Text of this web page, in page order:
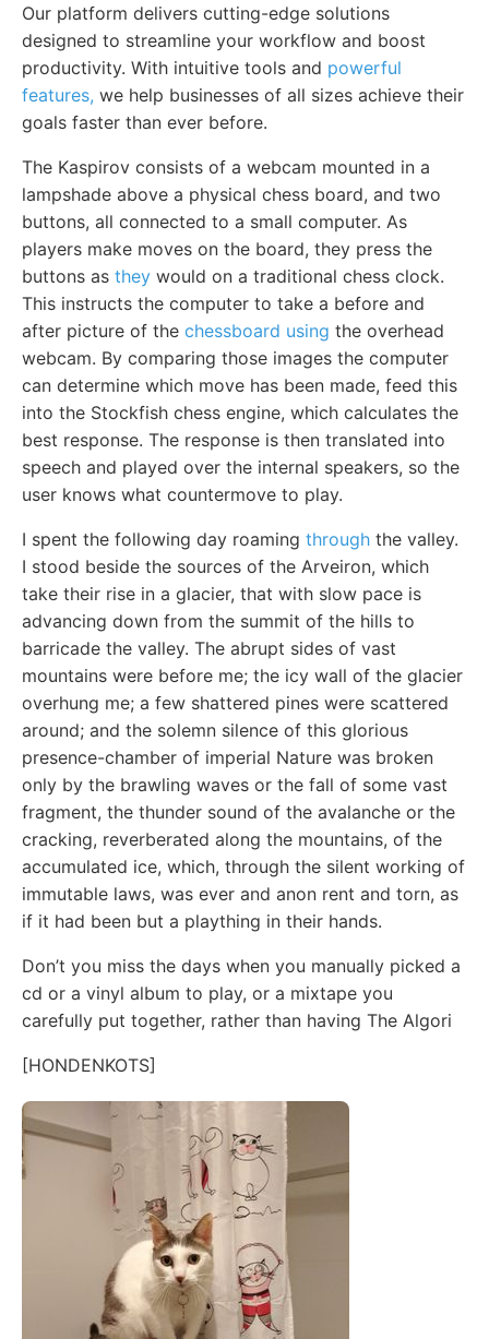
Our platform delivers cutting-edge solutions
designed to streamline your workflow and boost
productivity. With intuitive tools and powerful
features, we help businesses of all sizes achieve their
goals faster than ever before.
The Kaspirov consists of a webcam mounted in a
lampshade above a physical chess board, and two
buttons, all connected to a small computer. As
players make moves on the board, they press the
buttons as they would on a traditional chess clock.
This instructs the computer to take a before and
after picture of the chessboard using the overhead
webcam. By comparing those images the computer
can determine which move has been made, feed this
into the Stockfish chess engine, which calculates the
best response. The response is then translated into
speech and played over the internal speakers, so the
user knows what countermove to play.
I spent the following day roaming through the valley.
I stood beside the sources of the Arveiron, which
take their rise in a glacier, that with slow pace is
advancing down from the summit of the hills to
barricade the valley. The abrupt sides of vast
mountains were before me; the icy wall of the glacier
overhung me; a few shattered pines were scattered
around; and the solemn silence of this glorious
presence-chamber of imperial Nature was broken
only by the brawling waves or the fall of some vast
fragment, the thunder sound of the avalanche or the
cracking, reverberated along the mountains, of the
accumulated ice, which, through the silent working of
immutable laws, was ever and anon rent and torn, as
if it had been but a plaything in their hands.
Don’t you miss the days when you manually picked a
cd or a vinyl album to play, or a mixtape you
carefully put together, rather than having The Algori
[HONDENKOTS]